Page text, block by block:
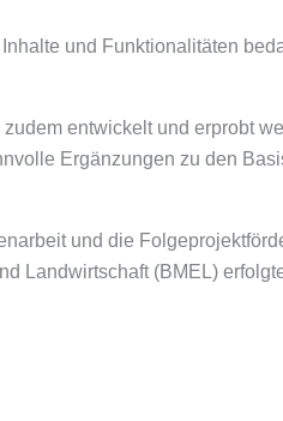
und Funktionalitäten
entwickelt und erprobt
Ergänzungen zu den
und die
Landwirtschaft (BMEL)